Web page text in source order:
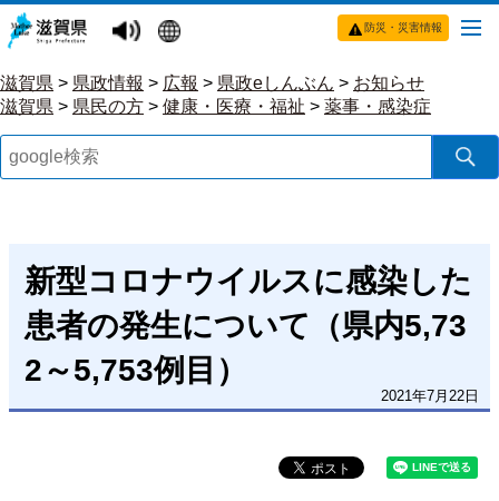
防災・災害情報
滋賀県 > 県政情報 > 広報 > 県政eしんぶん > お知らせ
滋賀県 > 県民の方 > 健康・医療・福祉 > 薬事・感染症
新型コロナウイルスに感染した
患者の発生について（県内5,73
2～5,753例目）
2021年7月22日